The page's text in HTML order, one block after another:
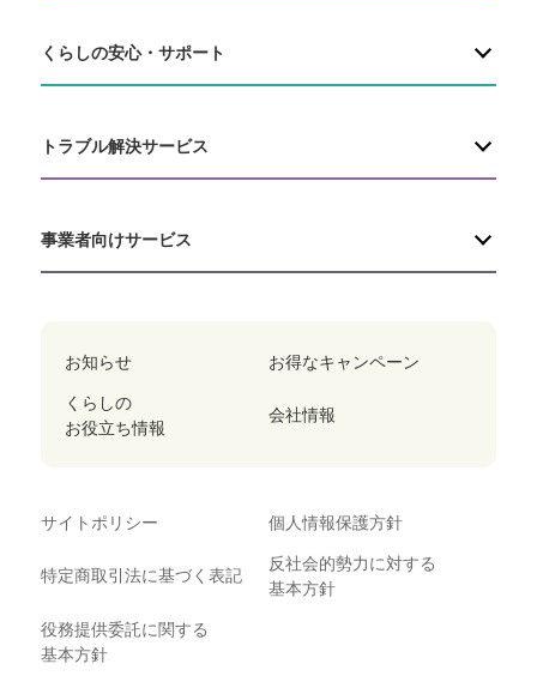
くらしの安心・サポート
トラブル解決サービス
事業者向けサービス
お知らせ お得なキャンペーン
くらしの
お役立ち情報
会社情報
サイトポリシー 個人情報保護方針
特定商取引法に基づく表記
反社会的勢力に対する
基本方針
役務提供委託に関する
基本方針